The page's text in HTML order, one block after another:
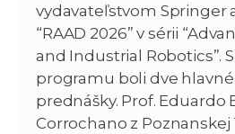
vydavateľstvom Springer
“RAAD 2026” v sérii
and Industrial Robotics”.
programu boli dve
prednášky. Prof. Eduardo
Corrochano z